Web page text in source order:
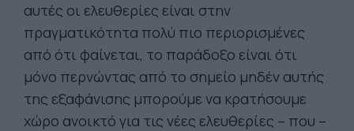
αυτές οι ελευθερίες είναι στην
πραγματικότητα πολύ πιο περιορισμένες
από ότι φαίνεται, το παράδοξο είναι ότι
μόνο περνώντας από το σημείο μηδέν αυτής
της εξαφάνισης μπορούμε να κρατήσουμε
χώρο ανοικτό για τις νέες ελευθερίες – που –